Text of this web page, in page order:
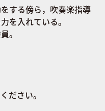
する傍ら，吹奏楽指導
を入れている。
。
ださい。